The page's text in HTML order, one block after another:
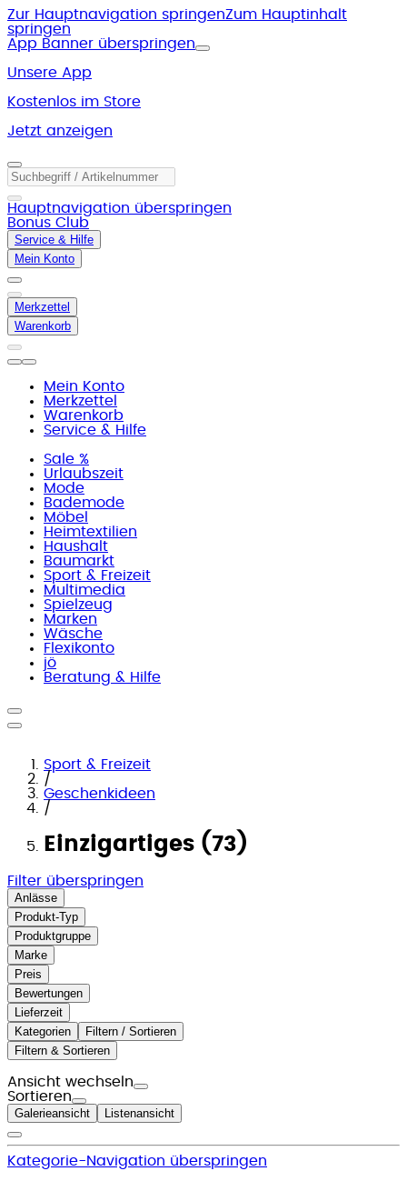
Zur Hauptnavigation springenZum Hauptinhalt
springen
App Banner überspringen
Unsere App
Kostenlos im Store
Jetzt anzeigen
Hauptnavigation überspringen
Bonus Club
Service & Hilfe
Mein Konto
Merkzettel
Warenkorb
Mein Konto
Merkzettel
Warenkorb
Service & Hilfe
Sale %
Urlaubszeit
Mode
Bademode
Möbel
Heimtextilien
Haushalt
Baumarkt
Sport & Freizeit
Multimedia
Spielzeug
Marken
Wäsche
Flexikonto
jö
Beratung & Hilfe
Sport & Freizeit
/
Geschenkideen
/
Einzigartiges (73)
Filter überspringen
Anlässe
Produkt-Typ
Produktgruppe
Marke
Preis
Bewertungen
Lieferzeit
Kategorien
Filtern / Sortieren
Filtern & Sortieren
Ansicht wechseln
Sortieren
Galerieansicht Listenansicht
Kategorie-Navigation überspringen